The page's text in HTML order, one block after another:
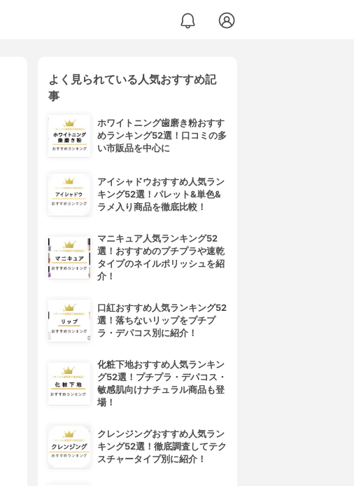
よく見られている人気おすすめ記
事
ホワイトニング歯磨き粉おすす
めランキング52選！口コミの多
い市販品を中心に
アイシャドウおすすめ人気ラン
キング52選！パレット&単色&
ラメ入り商品を徹底比較！
マニキュア人気ランキング52
選！おすすめのプチプラや速乾
タイプのネイルポリッシュを紹
介！
口紅おすすめ人気ランキング52
選！落ちないリップをプチプ
ラ・デパコス別に紹介！
化粧下地おすすめ人気ランキン
グ52選！プチプラ・デパコス・
敏感肌向けナチュラル商品も登
場！
クレンジングおすすめ人気ラン
キング52選！徹底調査してテク
スチャータイプ別に紹介！